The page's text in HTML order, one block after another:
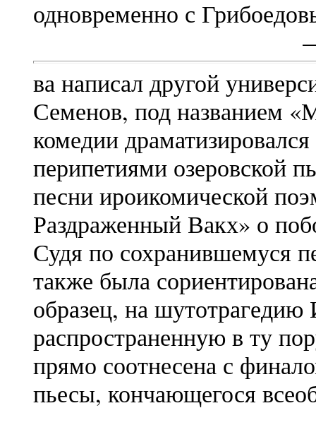
одновременно с
ва написал другой
Семенов, под названием
комедии
перипетиями озеровской
песни ироикомической
Раздраженный Вакх» о
Судя по сохранившемуся
также была
образец, на
распространенную в ту
прямо соотнесена с
пьесы, кончающегося